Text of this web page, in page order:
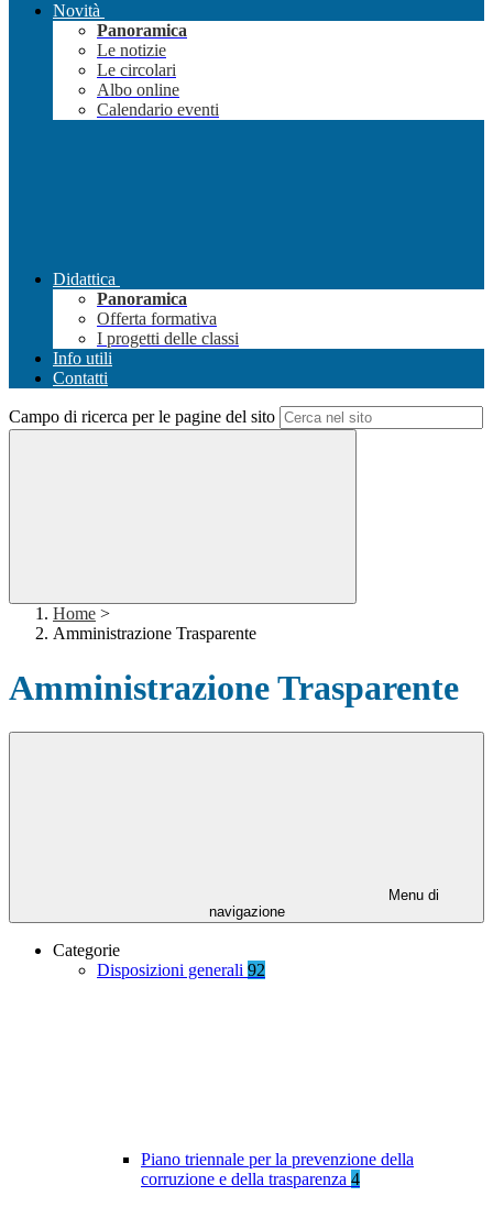
Novità
Panoramica
Le notizie
Le circolari
Albo online
Calendario eventi
Didattica
Panoramica
Offerta formativa
I progetti delle classi
Info utili
Contatti
Campo di ricerca per le pagine del sito
Home >
Amministrazione Trasparente
Amministrazione Trasparente
Menu di
navigazione
Categorie
Disposizioni generali 92
Piano triennale per la prevenzione della
corruzione e della trasparenza 4